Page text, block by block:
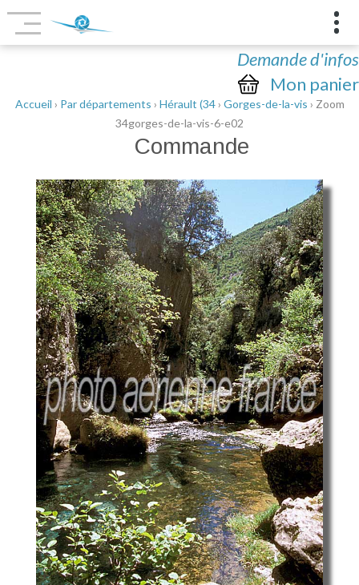
Demande d'infos
Mon panier
Accueil › Par départements › Hérault (34› Gorges-de-la-vis › Zoom
34gorges-de-la-vis-6-e02
Commande